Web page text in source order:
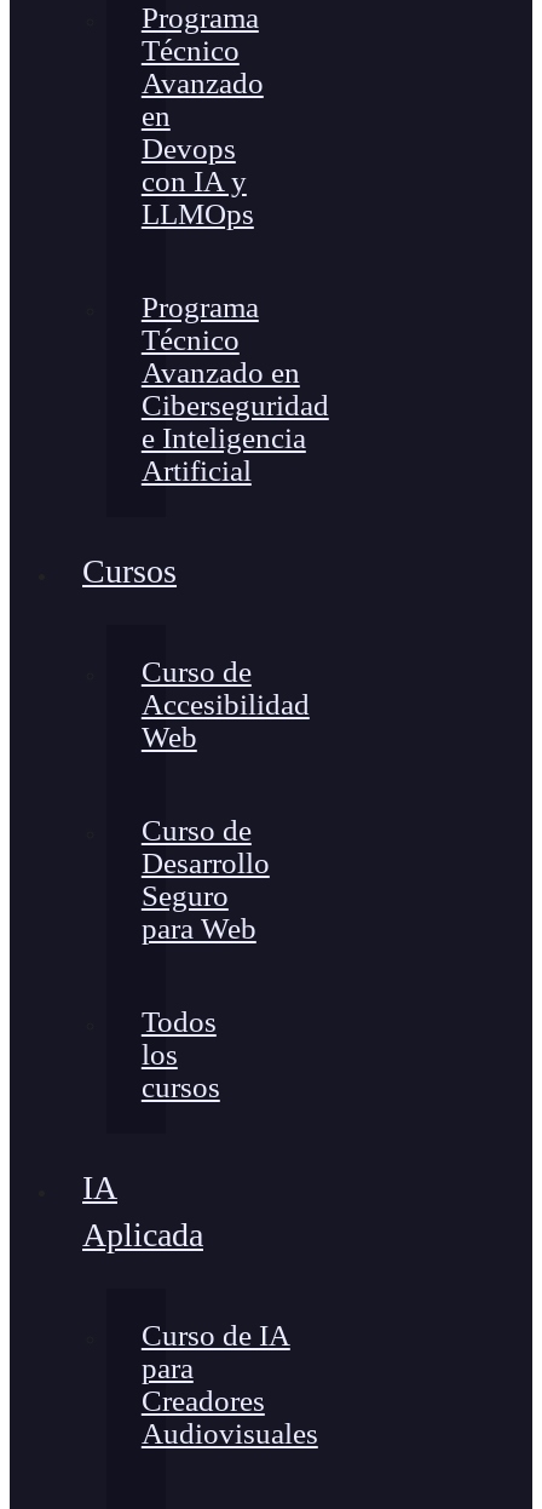
Programa
Técnico
Avanzado
en
Devops
con IA y
LLMOps
Programa
Técnico
Avanzado en
Ciberseguridad
e Inteligencia
Artificial
Cursos
Curso de
Accesibilidad
Web
Curso de
Desarrollo
Seguro
para Web
Todos
los
cursos
IA
Aplicada
Curso de IA
para
Creadores
Audiovisuales